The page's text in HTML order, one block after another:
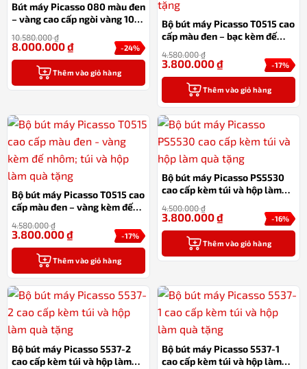
Bút máy Picasso 080 màu đen
– vàng cao cấp ngòi vàng 10k
10.580.000₫
-24%
8.000.000₫
Thêm vào giỏ hàng
Bộ bút máy Picasso T0515 cao
cấp màu đen – bạc kèm đế
4.580.000₫
-17%
3.800.000₫
Thêm vào giỏ hàng
Bộ bút máy Picasso T0515 cao
cấp màu đen – vàng kèm đế
4.580.000₫
-17%
3.800.000₫
Thêm vào giỏ hàng
Bộ bút máy Picasso PS5530
cao cấp kèm túi và hộp làm
4.500.000₫
-16%
3.800.000₫
Thêm vào giỏ hàng
Bộ bút máy Picasso 5537-2
cao cấp kèm túi và hộp làm
Bộ bút máy Picasso 5537-1
cao cấp kèm túi và hộp làm